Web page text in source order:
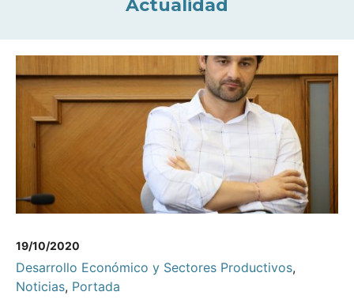
Actualidad
19/10/2020
Desarrollo Económico y Sectores Productivos,
Noticias, Portada